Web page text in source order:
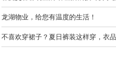
龙湖物业，给您有温度的生活！
不喜欢穿裙子？夏日裤装这样穿，衣